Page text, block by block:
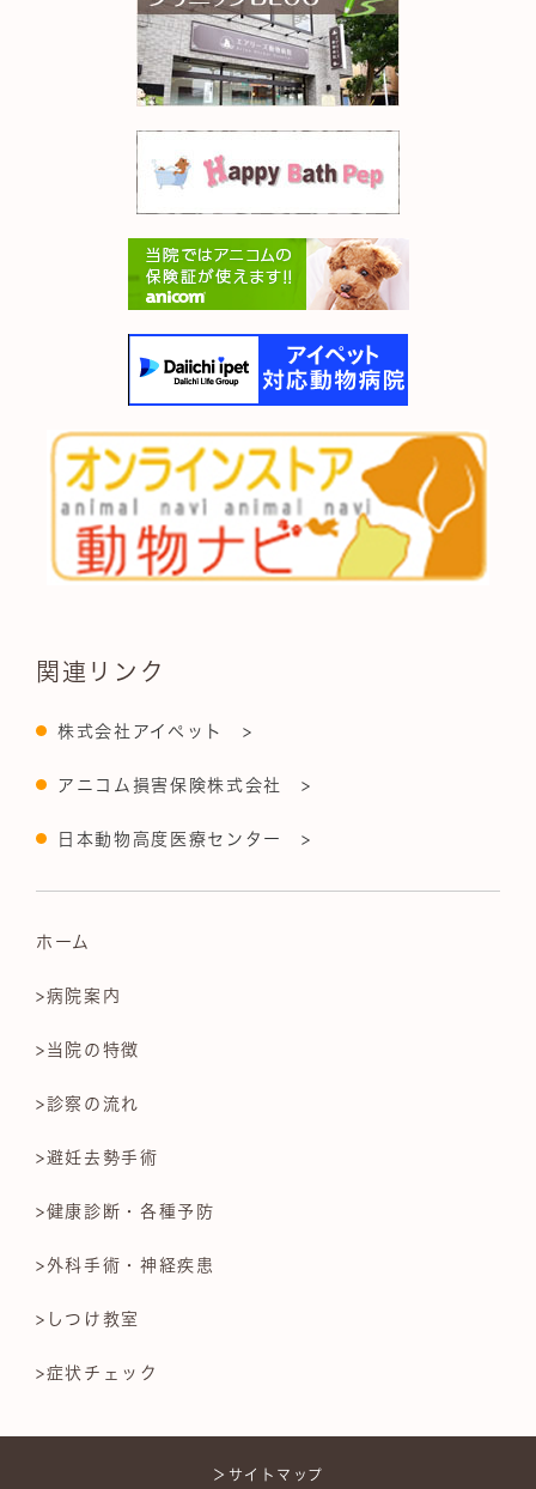
関連リンク
株式会社アイペット >
アニコム損害保険株式会社 >
日本動物高度医療センター >
ホーム
>病院案内
>当院の特徴
>診察の流れ
>避妊去勢手術
>健康診断・各種予防
>外科手術・神経疾患
>しつけ教室
>症状チェック
＞サイトマップ